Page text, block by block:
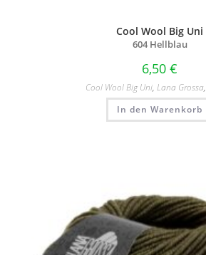
Cool Wool Big Uni
604 Hellblau
6,50 €
Cool Wool Big Uni, Lana Grossa,
In den Warenkorb